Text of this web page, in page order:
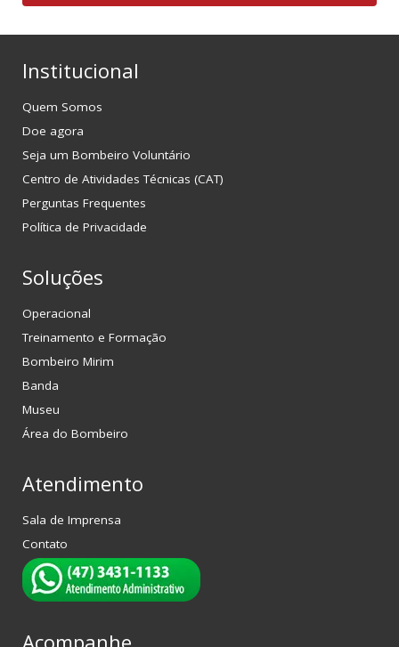
Institucional
Quem Somos
Doe agora
Seja um Bombeiro Voluntário
Centro de Atividades Técnicas (CAT)
Perguntas Frequentes
Política de Privacidade
Soluções
Operacional
Treinamento e Formação
Bombeiro Mirim
Banda
Museu
Área do Bombeiro
Atendimento
Sala de Imprensa
Contato